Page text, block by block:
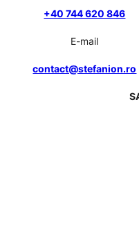
+40 744 620 846
E-mail
contact@stefanion.ro